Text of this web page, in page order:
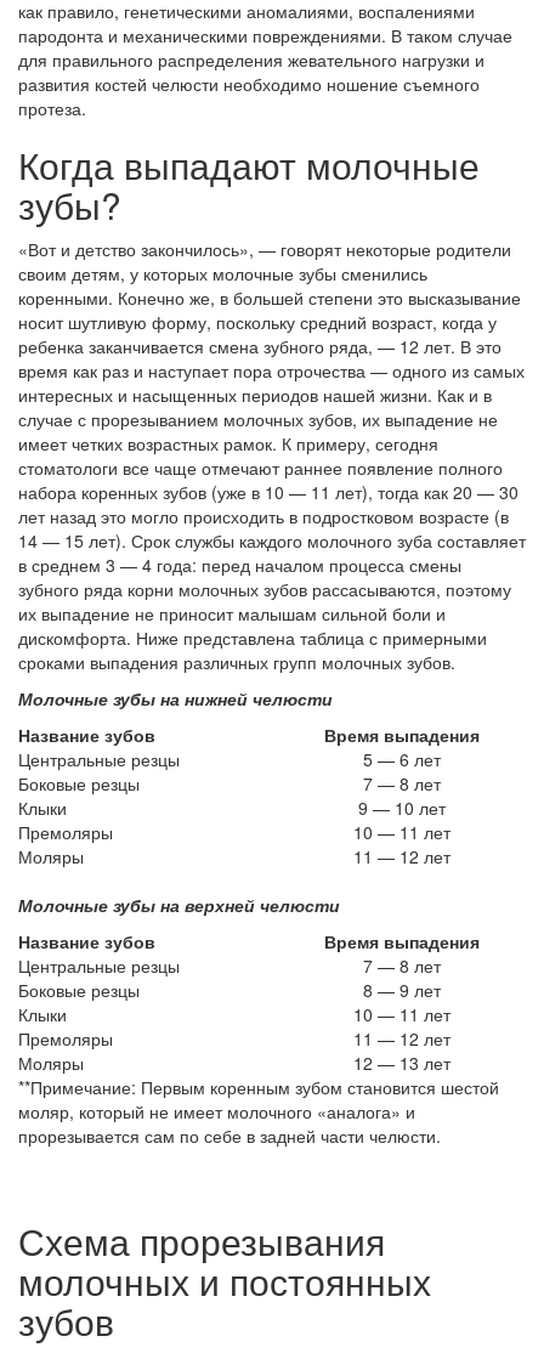
как правило, генетическими аномалиями, воспалениями
пародонта и механическими повреждениями. В таком случае
для правильного распределения жевательного нагрузки и
развития костей челюсти необходимо ношение съемного
протеза.
Когда выпадают молочные
зубы?
«Вот и детство закончилось», — говорят некоторые родители
своим детям, у которых молочные зубы сменились
коренными. Конечно же, в большей степени это высказывание
носит шутливую форму, поскольку средний возраст, когда у
ребенка заканчивается смена зубного ряда, — 12 лет. В это
время как раз и наступает пора отрочества — одного из самых
интересных и насыщенных периодов нашей жизни. Как и в
случае с прорезыванием молочных зубов, их выпадение не
имеет четких возрастных рамок. К примеру, сегодня
стоматологи все чаще отмечают раннее появление полного
набора коренных зубов (уже в 10 — 11 лет), тогда как 20 — 30
лет назад это могло происходить в подростковом возрасте (в
14 — 15 лет). Срок службы каждого молочного зуба составляет
в среднем 3 — 4 года: перед началом процесса смены
зубного ряда корни молочных зубов рассасываются, поэтому
их выпадение не приносит малышам сильной боли и
дискомфорта. Ниже представлена таблица с примерными
сроками выпадения различных групп молочных зубов.
Молочные зубы на нижней челюсти
Название зубов
Время выпадения
Центральные резцы
5 — 6 лет
Боковые резцы
7 — 8 лет
Клыки
9 — 10 лет
Премоляры
10 — 11 лет
Моляры
11 — 12 лет
Молочные зубы на верхней челюсти
Название зубов
Время выпадения
Центральные резцы
7 — 8 лет
Боковые резцы
8 — 9 лет
Клыки
10 — 11 лет
Премоляры
11 — 12 лет
Моляры
12 — 13 лет
**Примечание: Первым коренным зубом становится шестой
моляр, который не имеет молочного «аналога» и
прорезывается сам по себе в задней части челюсти.
Схема прорезывания
молочных и постоянных
зубов